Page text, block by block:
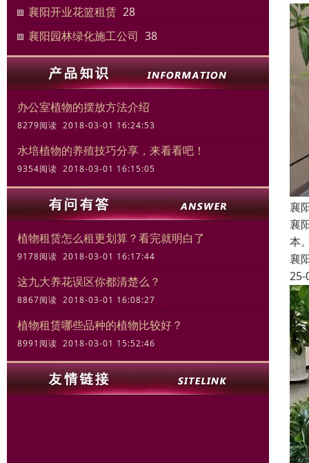
襄阳开业花篮租赁 28
襄阳园林绿化施工公司 38
办公室植物的摆放方法介绍
8279阅读 2018-03-01 16:24:53
水培植物的养殖技巧分享，来看看吧！
9354阅读 2018-03-01 16:15:05
植物租赁怎么租更划算？看完就明白了
9178阅读 2018-03-01 16:17:44
这九大养花误区你都清楚么？
8867阅读 2018-03-01 16:08:27
植物租赁哪些品种的植物比较好？
8991阅读 2018-03-01 15:52:46
襄
襄
本
襄
25-